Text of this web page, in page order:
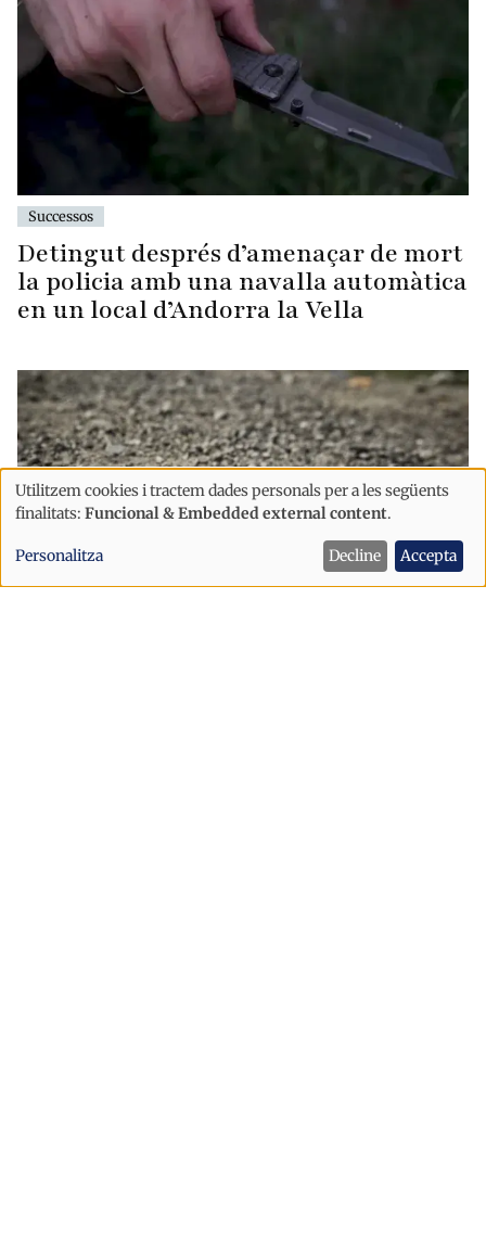
Successos
Detingut després d’amenaçar de mort
la policia amb una navalla automàtica
en un local d’Andorra la Vella
Ús
de
dades
Utilitzem cookies i tractem dades personals per a les següents
finalitats: Funcional & Embedded external content.
Personalitza Decline Accepta